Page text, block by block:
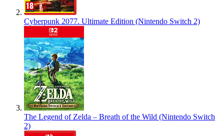
Cyberpunk 2077. Ultimate Edition (Nintendo Switch 2)
The Legend of Zelda – Breath of the Wild (Nintendo Switch
2)